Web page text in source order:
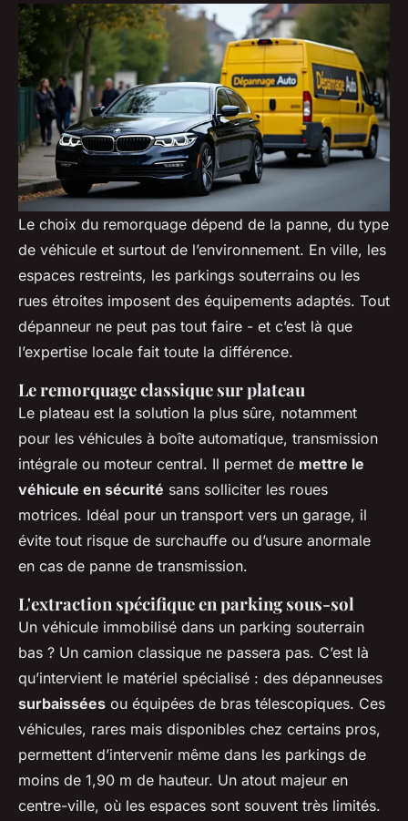
Le choix du remorquage dépend de la panne, du type
de véhicule et surtout de l’environnement. En ville, les
espaces restreints, les parkings souterrains ou les
rues étroites imposent des équipements adaptés. Tout
dépanneur ne peut pas tout faire - et c’est là que
l’expertise locale fait toute la différence.
Le remorquage classique sur plateau
Le plateau est la solution la plus sûre, notamment
pour les véhicules à boîte automatique, transmission
intégrale ou moteur central. Il permet de mettre le
véhicule en sécurité sans solliciter les roues
motrices. Idéal pour un transport vers un garage, il
évite tout risque de surchauffe ou d’usure anormale
en cas de panne de transmission.
L'extraction spécifique en parking sous-sol
Un véhicule immobilisé dans un parking souterrain
bas ? Un camion classique ne passera pas. C’est là
qu’intervient le matériel spécialisé : des dépanneuses
surbaissées ou équipées de bras télescopiques. Ces
véhicules, rares mais disponibles chez certains pros,
permettent d’intervenir même dans les parkings de
moins de 1,90 m de hauteur. Un atout majeur en
centre-ville, où les espaces sont souvent très limités.